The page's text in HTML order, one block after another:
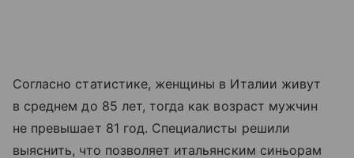
Согласно статистике, женщины в Италии живут
в среднем до 85 лет, тогда как возраст мужчин
не превышает 81 год. Специалисты решили
выяснить, что позволяет итальянским синьорам